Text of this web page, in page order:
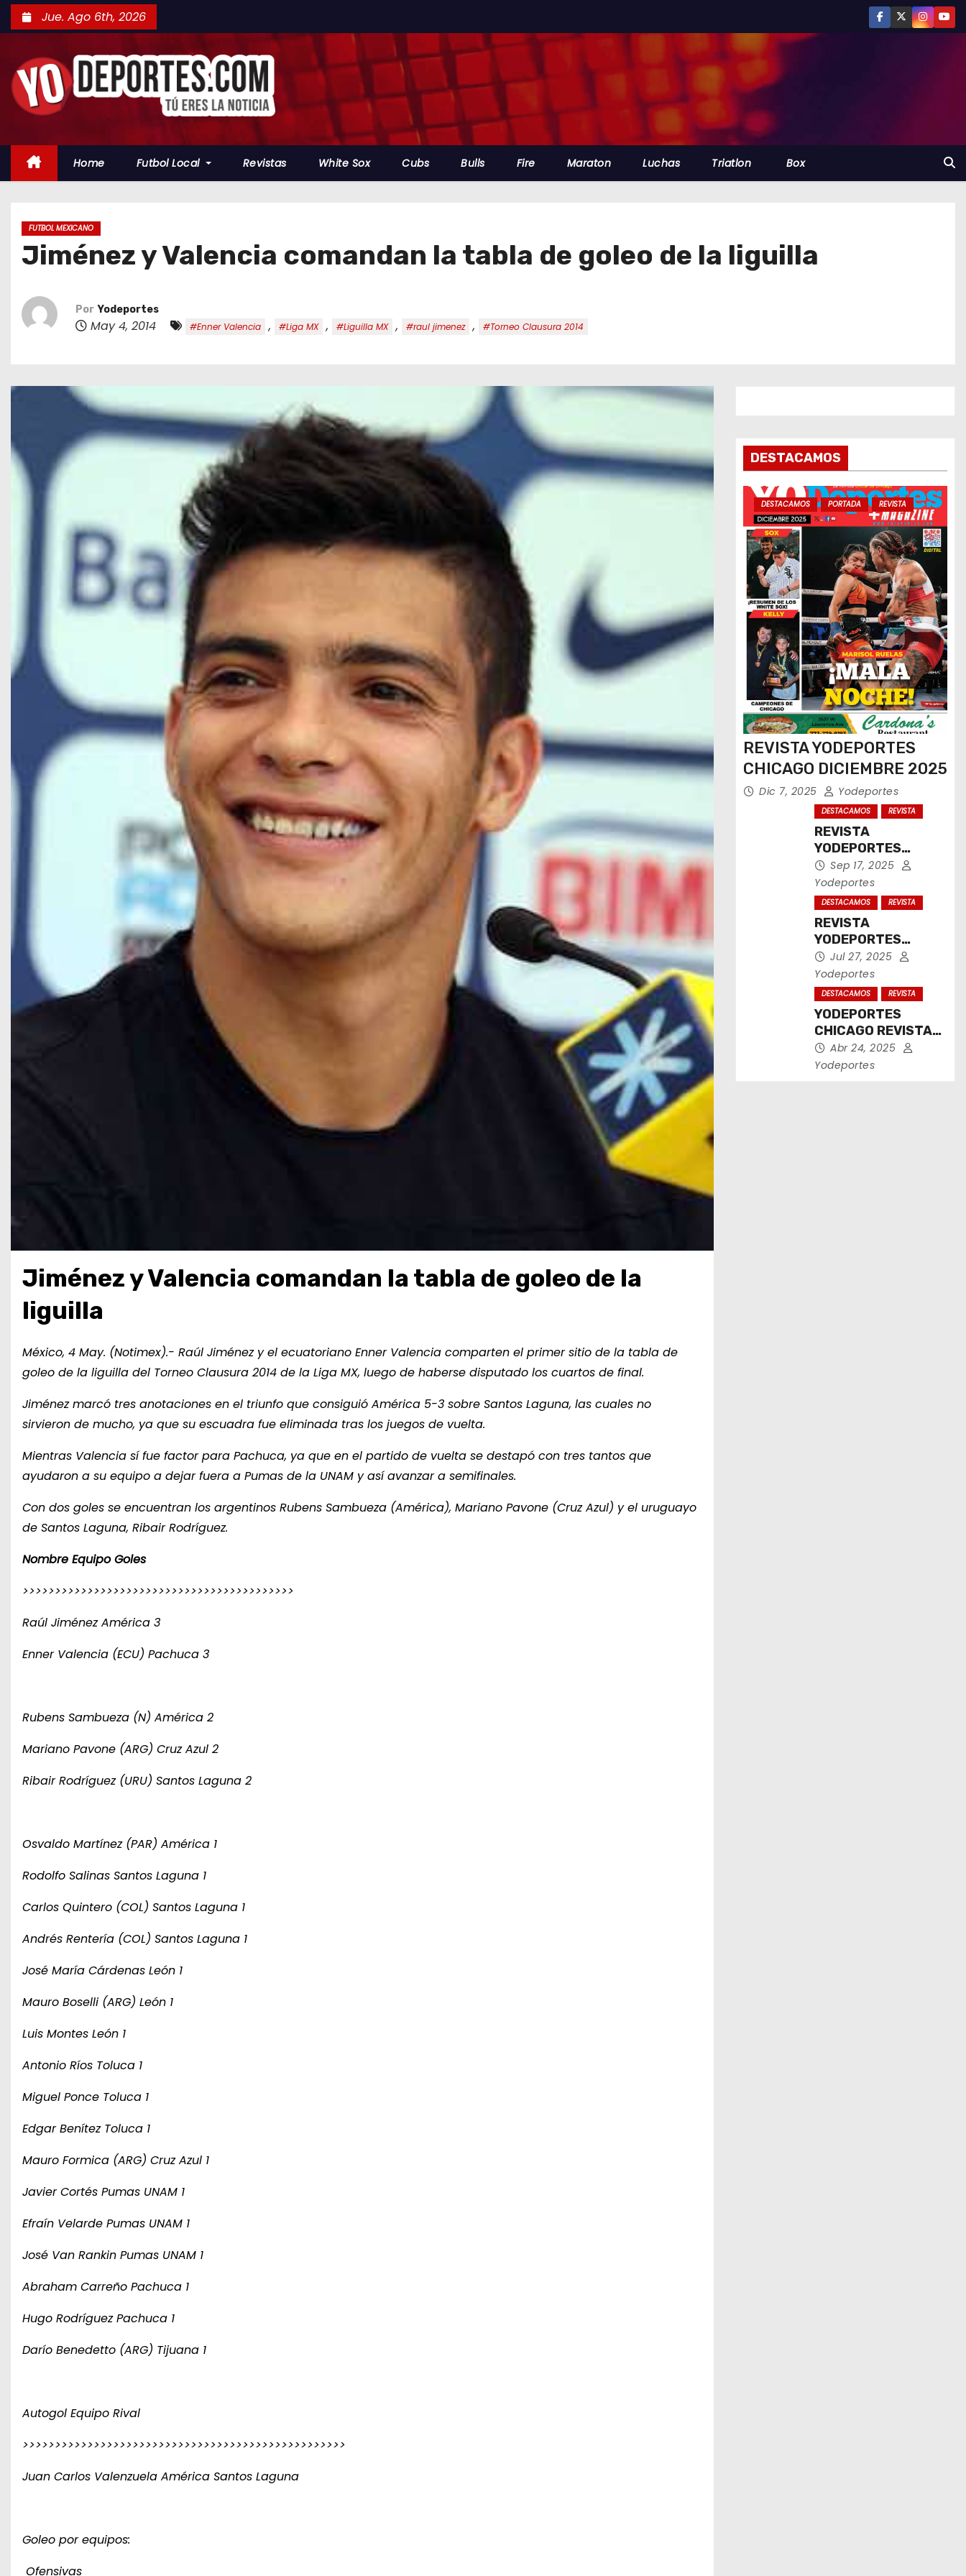
a
l
Jue. Ago 6th, 2026
Home Futbol Local Revistas White Sox Cubs Bulls Fire Maraton Luchas Triatlon Box
FUTBOL MEXICANO
Jiménez y Valencia comandan la tabla de goleo de la liguilla
Por Yodeportes
May 4, 2014 #Enner Valencia , #Liga MX , #Liguilla MX , #raul jimenez , #Torneo Clausura 2014
Jiménez y Valencia comandan la tabla de goleo de la
liguilla
México, 4 May. (Notimex).- Raúl Jiménez y el ecuatoriano Enner Valencia comparten el primer sitio de la tabla de
goleo de la liguilla del Torneo Clausura 2014 de la Liga MX, luego de haberse disputado los cuartos de final.
Jiménez marcó tres anotaciones en el triunfo que consiguió América 5-3 sobre Santos Laguna, las cuales no
sirvieron de mucho, ya que su escuadra fue eliminada tras los juegos de vuelta.
Mientras Valencia sí fue factor para Pachuca, ya que en el partido de vuelta se destapó con tres tantos que
ayudaron a su equipo a dejar fuera a Pumas de la UNAM y así avanzar a semifinales.
Con dos goles se encuentran los argentinos Rubens Sambueza (América), Mariano Pavone (Cruz Azul) y el uruguayo
de Santos Laguna, Ribair Rodríguez.
Nombre Equipo Goles
>>>>>>>>>>>>>>>>>>>>>>>>>>>>>>>>>>>>>>>>>>
Raúl Jiménez América 3
Enner Valencia (ECU) Pachuca 3
Rubens Sambueza (N) América 2
Mariano Pavone (ARG) Cruz Azul 2
Ribair Rodríguez (URU) Santos Laguna 2
Osvaldo Martínez (PAR) América 1
Rodolfo Salinas Santos Laguna 1
Carlos Quintero (COL) Santos Laguna 1
Andrés Rentería (COL) Santos Laguna 1
José María Cárdenas León 1
Mauro Boselli (ARG) León 1
Luis Montes León 1
Antonio Ríos Toluca 1
Miguel Ponce Toluca 1
Edgar Benítez Toluca 1
Mauro Formica (ARG) Cruz Azul 1
Javier Cortés Pumas UNAM 1
Efraín Velarde Pumas UNAM 1
José Van Rankin Pumas UNAM 1
Abraham Carreño Pachuca 1
Hugo Rodríguez Pachuca 1
Darío Benedetto (ARG) Tijuana 1
Autogol Equipo Rival
>>>>>>>>>>>>>>>>>>>>>>>>>>>>>>>>>>>>>>>>>>>>>>>>>>
Juan Carlos Valenzuela América Santos Laguna
Goleo por equipos:
Ofensivas
DESTACAMOS
DESTACAMOS PORTADA REVISTA
REVISTA YODEPORTES
CHICAGO DICIEMBRE 2025
Dic 7, 2025 Yodeportes
DESTACAMOS REVISTA
REVISTA
YODEPORTES
CHICAGO
SEPTIEMBRE 2025
Sep 17, 2025
Yodeportes
DESTACAMOS REVISTA
REVISTA
YODEPORTES
CHICAGO JULIO
2025
Jul 27, 2025
Yodeportes
DESTACAMOS REVISTA
YODEPORTES
CHICAGO REVISTA
IMPRESA ABRIL
2025
Abr 24, 2025
Yodeportes